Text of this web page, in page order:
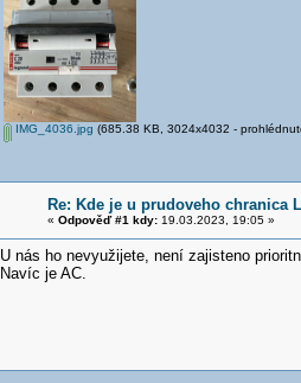
IMG_4036.jpg (685.38 KB, 3024x4032 -
Re: Kde je u prudoveho chranica
« Odpověď #1 kdy:19.03.2023, 19:05 »
U nás ho nevyužijete, není zajisteno
Navíc je AC.